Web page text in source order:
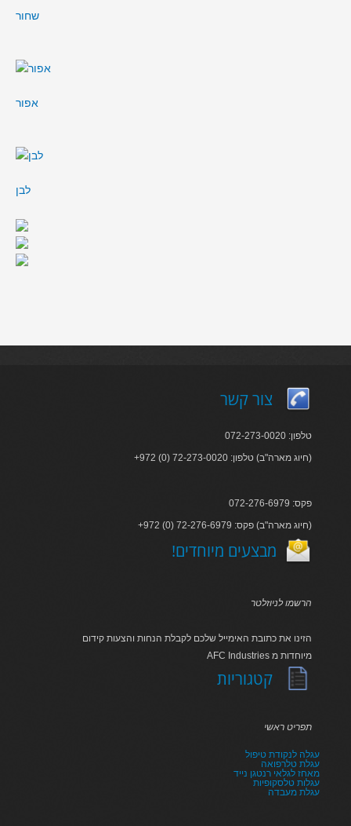
שחור
אפור
לבן
צור קשר
טלפון: 072-273-0020
+972 (0) 72-273-0020 :חיוג מארה"ב) טלפון)
פקס: 072-276-6979
+972 (0) 72-276-6979 :חיוג מארה"ב) פקס)
!מבצעים מיוחדים
הרשמו לניוזלטר
הזינו את כתובת האימייל שלכם לקבלת הנחות והצעות קידום
AFC Industries מיוחדות מ
קטגוריות
תפריט ראשי
עגלה לנקודת טיפול
עגלת טלרפואה
מאחז לגלאי רנטגן נייד
עגלות טלסקופיות
עגלת מעבדה